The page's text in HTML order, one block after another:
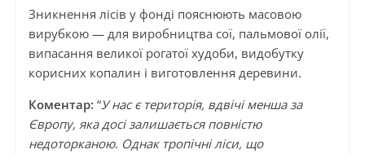
Зникнення лісів у фонді пояснюють масовою
вирубкою — для виробництва сої, пальмової олії,
випасання великої рогатої худоби, видобутку
корисних копалин і виготовлення деревини.
Коментар: “У нас є територія, вдвічі менша за
Європу, яка досі залишається повністю
недоторканою. Однак тропічні ліси, що